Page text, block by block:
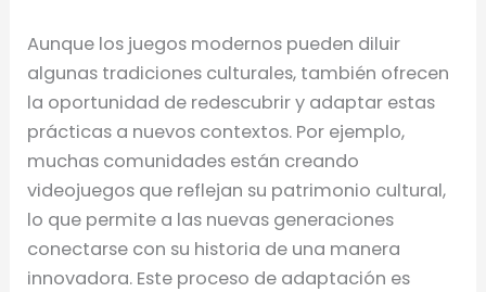
Aunque los juegos modernos pueden diluir
algunas tradiciones culturales, también ofrecen
la oportunidad de redescubrir y adaptar estas
prácticas a nuevos contextos. Por ejemplo,
muchas comunidades están creando
videojuegos que reflejan su patrimonio cultural,
lo que permite a las nuevas generaciones
conectarse con su historia de una manera
innovadora. Este proceso de adaptación es